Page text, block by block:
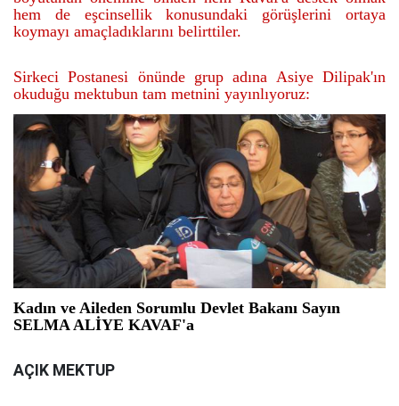
hem de eşcinsellik konusundaki görüşlerini ortaya
koymayı amaçladıklarını belirttiler.
Sirkeci Postanesi önünde grup adına Asiye Dilipak'ın
okuduğu mektubun tam metnini yayınlıyoruz:
Kadın ve Aileden Sorumlu Devlet Bakanı Sayın
SELMA ALİYE KAVAF'a
AÇIK MEKTUP